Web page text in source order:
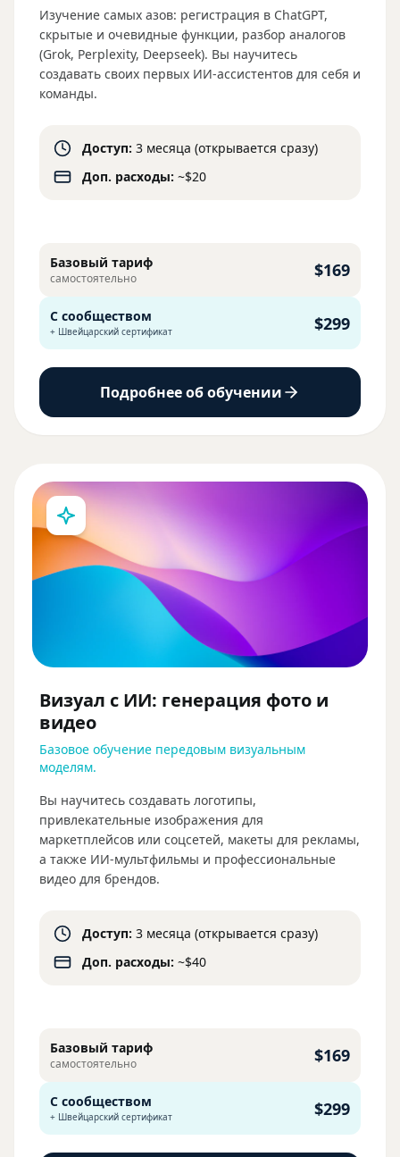
Изучение самых азов: регистрация в ChatGPT,
скрытые и очевидные функции, разбор аналогов
(Grok, Perplexity, Deepseek). Вы научитесь
создавать своих первых ИИ-ассистентов для себя и
команды.
Доступ: 3 месяца (открывается сразу)
Доп. расходы: ~$20
Базовый тариф
самостоятельно $169
С сообществом
+ Швейцарский сертификат $299
Подробнее об обучении
Визуал с ИИ: генерация фото и
видео
Базовое обучение передовым визуальным
моделям.
Вы научитесь создавать логотипы,
привлекательные изображения для
маркетплейсов или соцсетей, макеты для рекламы,
а также ИИ-мультфильмы и профессиональные
видео для брендов.
Доступ: 3 месяца (открывается сразу)
Доп. расходы: ~$40
Базовый тариф
самостоятельно $169
С сообществом
+ Швейцарский сертификат $299